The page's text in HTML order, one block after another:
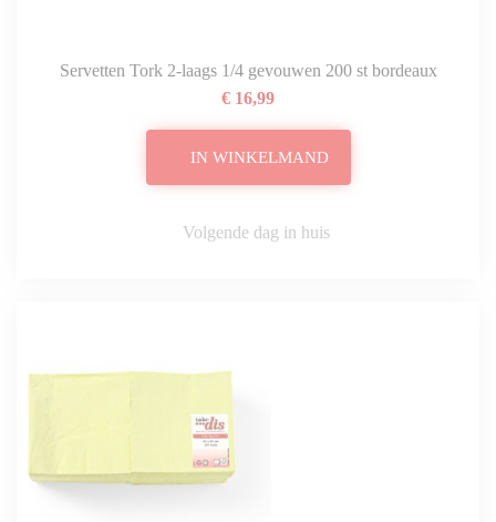
Servetten Tork 2-laags 1/4 gevouwen 200 st bordeaux
€ 16,99
IN WINKELMAND
Volgende dag in huis